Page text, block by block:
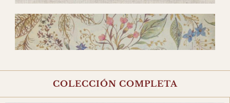
COLECCIÓN COMPLETA